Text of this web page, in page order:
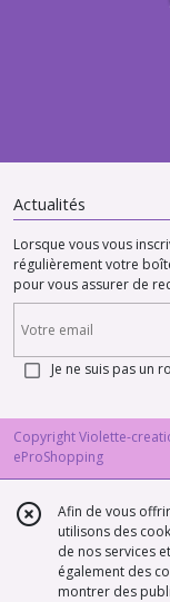
Actualités
Lorsque vous vous
régulièrement votre
pour vous assurer de
Je ne suis pas un
Copyright Violette-
eProShopping
Afin de vous
utilisons des
de nos services
également des
montrer des